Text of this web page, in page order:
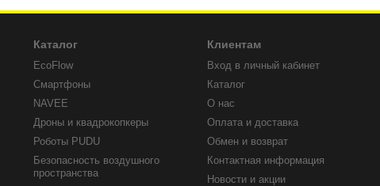
Каталог
EcoFlow
Смартфоны
NAVEE
Дроны и квадрокопкеры
Роботы PUDU
Безопасность воздушного
пространства
Клиентам
Вход в личный кабинет
Каталог
О нас
Оплата и доставка
Обмен и возврат
Контактная информация
Новости и акции